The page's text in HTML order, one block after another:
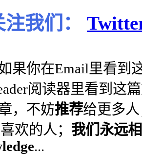
注我们：
果你在Email里看到
阅读器里看到这
，不妨推荐给更多
欢的人； 我们永远
...